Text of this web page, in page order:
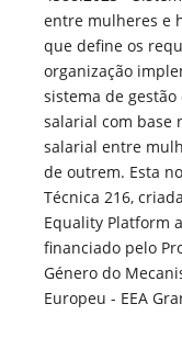
entre mulheres e
que define os
organização
sistema de
salarial com base
salarial entre
de outrem. Esta
Técnica 216,
Equality Platform
financiado pelo
Género do
Europeu - EEA